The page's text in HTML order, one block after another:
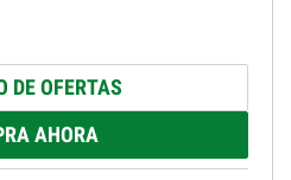
DE OFERTAS
AHORA